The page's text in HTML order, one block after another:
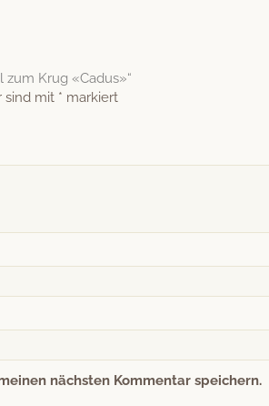
Krug «Cadus»“
sind mit * markiert
nächsten Kommentar speichern.